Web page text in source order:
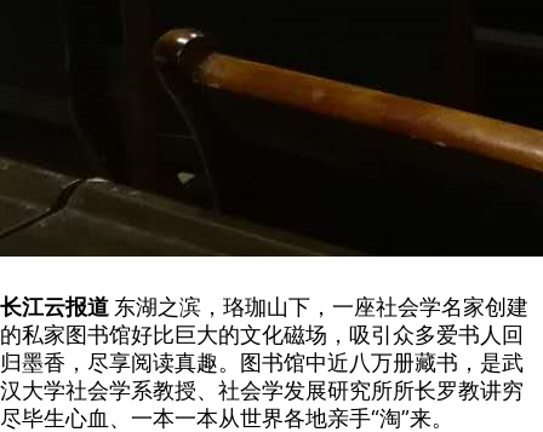
长江云报道 东湖之滨，珞珈山下，一座社会学名家创建
的私家图书馆好比巨大的文化磁场，吸引众多爱书人回
归墨香，尽享阅读真趣。图书馆中近八万册藏书，是武
汉大学社会学系教授、社会学发展研究所所长罗教讲穷
尽毕生心血、一本一本从世界各地亲手“淘”来。